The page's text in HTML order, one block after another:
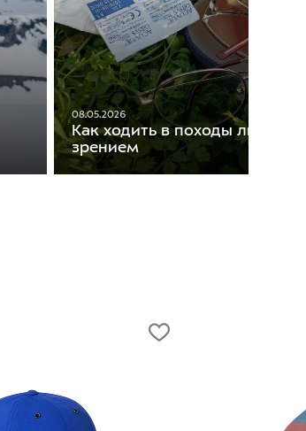
08.05.2026
Как ходить в походы людям с
зрением